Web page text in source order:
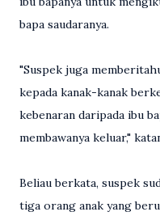
bapa saudaranya.
"Suspek juga
kepada kanak-kanak
kebenaran daripada ibu
membawanya keluar,"
Beliau berkata, suspek
tiga orang anak yang